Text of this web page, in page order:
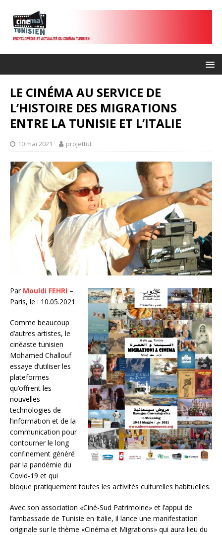
LE CINÉMA AU SERVICE DE
L’HISTOIRE DES MIGRATIONS
ENTRE LA TUNISIE ET L’ITALIE
10 mai 2021 projettut
Par Mouldi FEHRI –
Paris, le : 10.05.2021
Comme beaucoup
d’autres artistes, le
cinéaste tunisien
Mohamed Challouf
essaye d’utiliser les
plateformes
qu’offrent les
nouvelles
technologies de
l’information et de la
communication pour
contourner le long
confinement généré
par la pandémie du
Covid-19 et qui
bloque pratiquement toutes les activités culturelles habituelles.
Avec son association «Ciné-Sud Patrimoine» et l’appui de
l’ambassade de Tunisie en Italie, il lance une manifestation
originale sur le thème «Cinéma et Migrations» qui aura lieu du